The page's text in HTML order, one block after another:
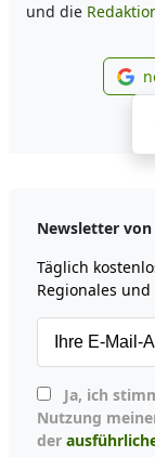
und die
Newsletter von
Täglich
Regionales
Nutzung
der